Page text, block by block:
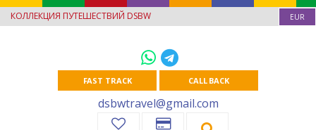
КОЛЛЕКЦИЯ ПУТЕШЕСТВИЙ DSBW EUR
FAST TRACK CALL BACK
dsbwtravel@gmail.com